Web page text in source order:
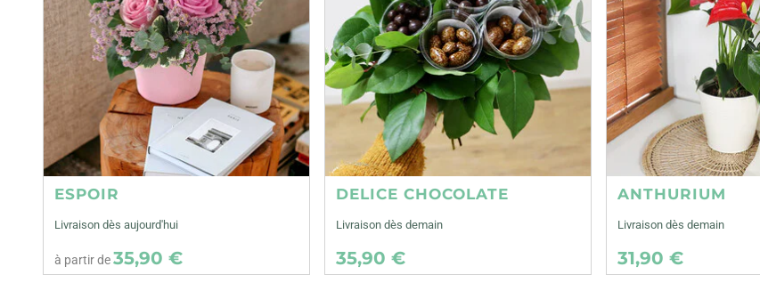
ESPOIR
Livraison dès aujourd'hui
à partir de35,90 €
DELICE CHOCOLATE
Livraison dès demain
35,90 €
ANTHURIUM
Livraison dès demain
31,90 €